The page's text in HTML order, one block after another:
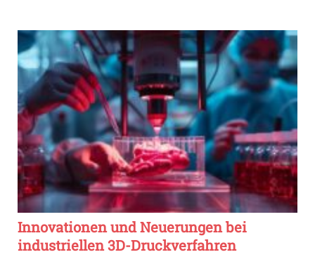
Innovationen und Neuerungen bei
industriellen 3D-Druckverfahren